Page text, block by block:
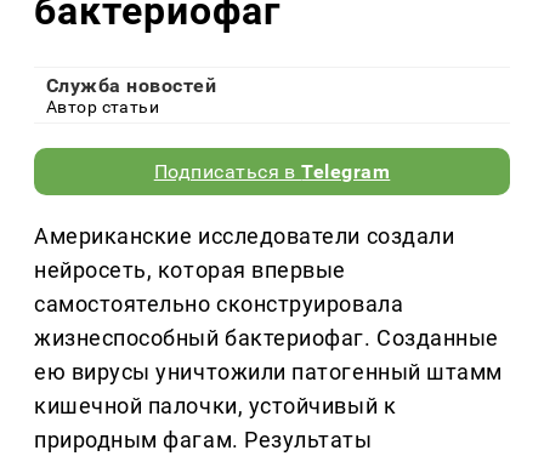
бактериофаг
Служба новостей
Автор статьи
Подписаться вTelegram
Американские исследователи создали
нейросеть, которая впервые
самостоятельно сконструировала
жизнеспособный бактериофаг. Созданные
ею вирусы уничтожили патогенный штамм
кишечной палочки, устойчивый к
природным фагам. Результаты